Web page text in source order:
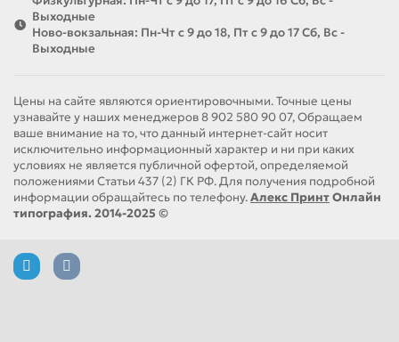
Выходные
Ново-вокзальная: Пн-Чт с 9 до 18, Пт с 9 до 17 Сб, Вс -
Выходные
Цены на сайте являются ориентировочными. Точные цены
узнавайте у наших менеджеров 8 902 580 90 07, Обращаем
ваше внимание на то, что данный интернет-сайт носит
исключительно информационный характер и ни при каких
условиях не является публичной офертой, определяемой
положениями Статьи 437 (2) ГК РФ. Для получения подробной
информации обращайтесь по телефону.Алекс ПринтОнлайн
типография. 2014-2025 ©